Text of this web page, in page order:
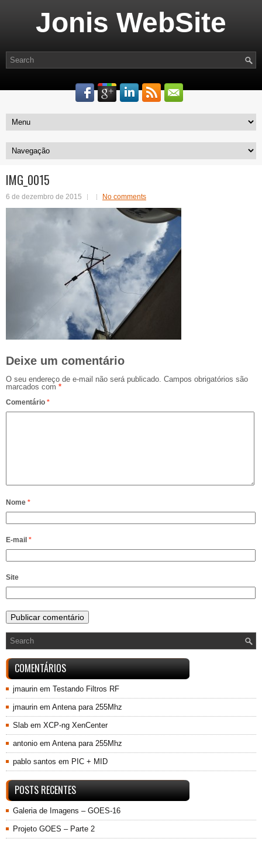
Jonis WebSite
IMG_0015
6 de dezembro de 2015 No comments
Deixe um comentário
O seu endereço de e-mail não será publicado. Campos obrigatórios são
marcados com *
Comentário *
Nome *
E-mail *
Site
COMENTÁRIOS
jmaurin em Testando Filtros RF
jmaurin em Antena para 255Mhz
Slab em XCP-ng XenCenter
antonio em Antena para 255Mhz
pablo santos em PIC + MID
POSTS RECENTES
Galeria de Imagens – GOES-16
Projeto GOES – Parte 2